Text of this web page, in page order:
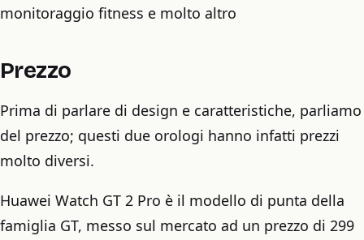
monitoraggio fitness e molto altro
Prezzo
Prima di parlare di design e caratteristiche, parliamo
del prezzo; questi due orologi hanno infatti prezzi
molto diversi.
Huawei Watch GT 2 Pro è il modello di punta della
famiglia GT, messo sul mercato ad un prezzo di 299